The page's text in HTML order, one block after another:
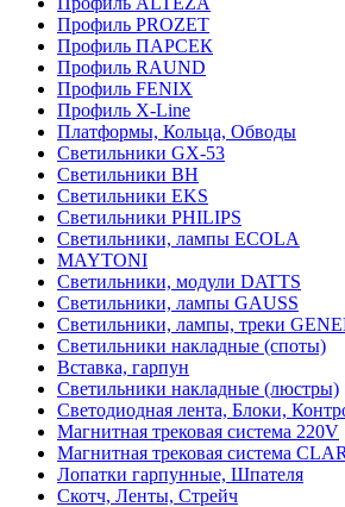
Профиль PROZET
Профиль ПАРСЕК
Профиль RAUND
Профиль FENIX
Профиль Х-Line
Платформы, Кольца, Обводы
Светильники GX-53
Светильники BH
Светильники EKS
Светильники PHILIPS
Светильники, лампы ECOLA
MAYTONI
Светильники, модули DATTS
Светильники, лампы GAUSS
Светильники, лампы, треки
Светильники накладные (споты)
Вставка, гарпун
Светильники накладные (люстры)
Светодиодная лента, Блоки,
Магнитная трековая система 220V
Магнитная трековая система
Лопатки гарпунные, Шпателя
Скотч, Ленты, Стрейч